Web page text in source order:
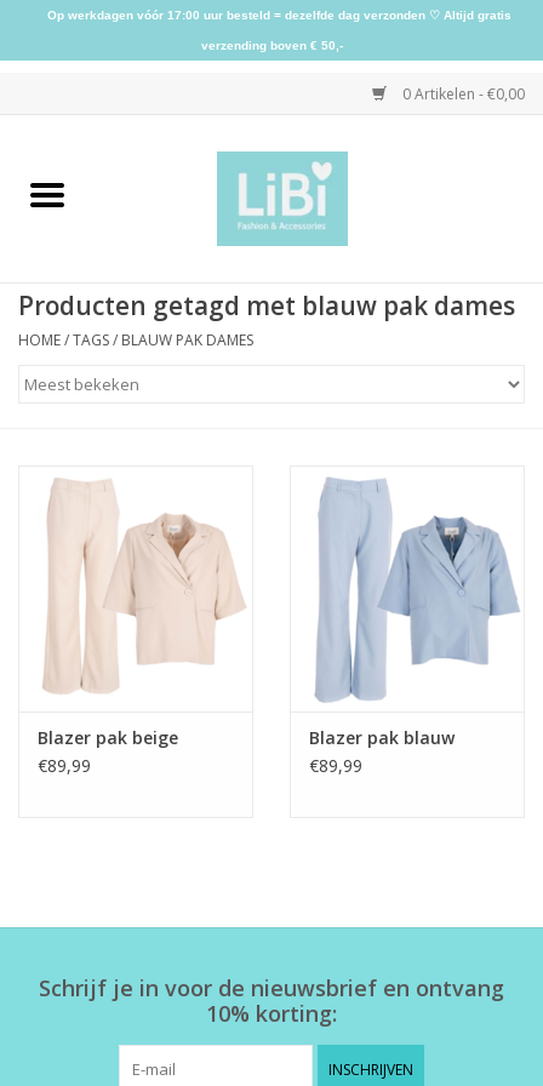
0 Artikelen - €0,00
Home
Schoenen
Accessoires
Home deco
SALE
Herensokken
Producten getagd met blauw pak dames
HOME/TAGS/ BLAUW PAK DAMES
Blazer pak beige
€89,99
Blazer pak blauw
€89,99
Schrijf je in voor de nieuwsbrief en ontvang
10% korting:
INSCHRIJVEN
Op werkdagen vóór 17:00 uur besteld = dezelfde dag verzonden ♡ Altijd gratis
verzending boven € 50,-